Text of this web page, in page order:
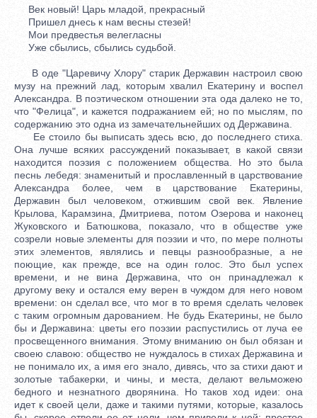
Век новый! Царь младой, прекрасный
Пришел днесь к нам весны стезей!
Мои предвестья велегласны
Уже сбылись, сбылись судьбой.
В оде "Царевичу Хлору" старик Державин настроил свою
музу на прежний лад, которым хвалил Екатерину и воспел
Александра. В поэтическом отношении эта ода далеко не то,
что "Фелица", и кажется подражанием ей; но по мыслям, по
содержанию это одна из замечательнейших од Державина.
Ее стоило бы выписать здесь всю, до последнего стиха.
Она лучше всяких рассуждений показывает, в какой связи
находится поэзия с положением общества. Но это была
песнь лебедя: знаменитый и прославленный в царствование
Александра более, чем в царствование Екатерины,
Державин был человеком, отжившим свой век. Явление
Крылова, Карамзина, Дмитриева, потом Озерова и наконец
Жуковского и Батюшкова, показало, что в обществе уже
созрели новые элементы для поэзии и что, по мере полноты
этих элементов, являлись и певцы разнообразные, а не
поющие, как прежде, все на один голос. Это был успех
времени, и не вина Державина, что он принадлежал к
другому веку и остался ему верен в чуждом для него новом
времени: он сделал все, что мог в то время сделать человек
с таким огромным дарованием. Не будь Екатерины, не было
бы и Державина: цветы его поэзии распустились от луча ее
просвещенного внимания. Этому вниманию он был обязан и
своею славою: общество не нуждалось в стихах Державина и
не понимало их, а имя его знало, дивясь, что за стихи дают и
золотые табакерки, и чины, и места, делают вельможею
бедного и незнатного дворянина. Но таков ход идеи: она
идет к своей цели, даже и такими путями, которые, казалось